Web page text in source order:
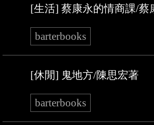
[生活] 蔡康永的情商課/蔡
barterbooks
[休閒] 鬼地方/陳思宏著
barterbooks